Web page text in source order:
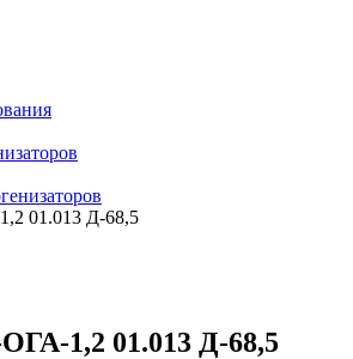
01.013 Д-68,5
1,2 01.013 Д-68,5